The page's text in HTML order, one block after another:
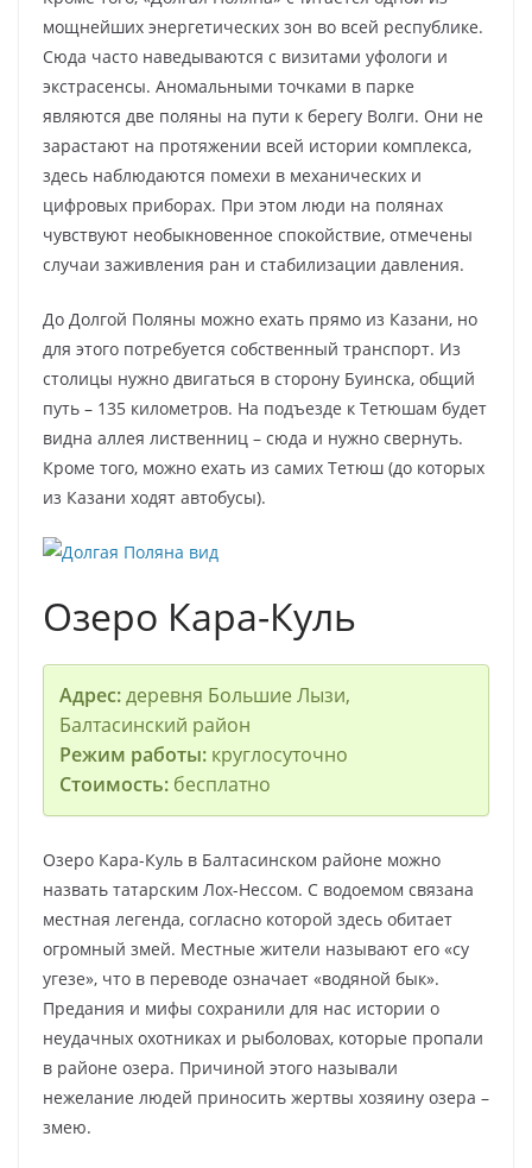
мощнейших энергетических зон во всей республике.
Сюда часто наведываются с визитами уфологи и
экстрасенсы. Аномальными точками в парке
являются две поляны на пути к берегу Волги. Они не
зарастают на протяжении всей истории комплекса,
здесь наблюдаются помехи в механических и
цифровых приборах. При этом люди на полянах
чувствуют необыкновенное спокойствие, отмечены
случаи заживления ран и стабилизации давления.
До Долгой Поляны можно ехать прямо из Казани, но
для этого потребуется собственный транспорт. Из
столицы нужно двигаться в сторону Буинска, общий
путь – 135 километров. На подъезде к Тетюшам будет
видна аллея лиственниц – сюда и нужно свернуть.
Кроме того, можно ехать из самих Тетюш (до которых
из Казани ходят автобусы).
Озеро Кара-Куль
Адрес:деревня Большие Лызи,
Балтасинский район
Режим работы: круглосуточно
Стоимость: бесплатно
Озеро Кара-Куль в Балтасинском районе можно
назвать татарским Лох-Нессом. С водоемом связана
местная легенда, согласно которой здесь обитает
огромный змей. Местные жители называют его «су
угезе», что в переводе означает «водяной бык».
Предания и мифы сохранили для нас истории о
неудачных охотниках и рыболовах, которые пропали
в районе озера. Причиной этого называли
нежелание людей приносить жертвы хозяину озера –
змею.